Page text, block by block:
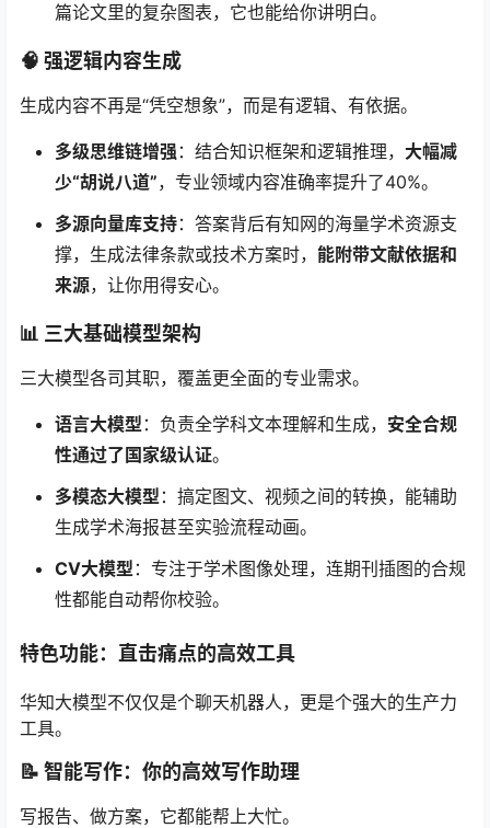
篇论文里的复杂图表，它也能给你讲明白。
🧠 强逻辑内容生成
生成内容不再是“凭空想象”，而是有逻辑、有依据。
多级思维链增强 ：结合知识框架和逻辑推理， 大幅减
少“胡说八道”，专业领域内容准确率提升了40%。
多源向量库支持：答案背后有知网的海量学术资源支
撑，生成法律条款或技术方案时， 能附带文献依据和
来源，让你用得安心。
📊 三大基础模型架构
三大模型各司其职，覆盖更全面的专业需求。
语言大模型：负责全学科文本理解和生成， 安全合规
性通过了国家级认证。
多模态大模型：搞定图文、视频之间的转换，能辅助
生成学术海报甚至实验流程动画。
CV大模型：专注于学术图像处理，连期刊插图的合规
性都能自动帮你校验。
特色功能：直击痛点的高效工具
华知大模型不仅仅是个聊天机器人，更是个强大的生产力
工具。
📝 智能写作：你的高效写作助理
写报告、做方案，它都能帮上大忙。